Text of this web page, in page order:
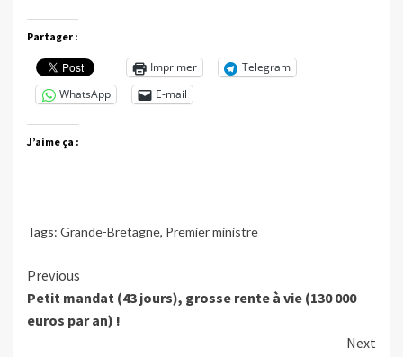
Partager :
Imprimer
Telegram
WhatsApp
E-mail
J’aime ça :
Tags: Grande-Bretagne, Premier ministre
Continue
Reading
Previous
Petit mandat (43 jours), grosse rente à vie (130 000
euros par an) !
Next